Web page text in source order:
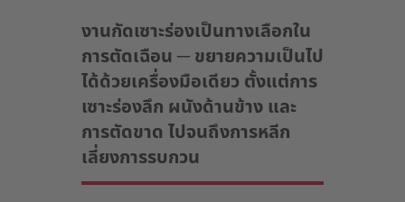
งานกัดเซาะร่องเป็นทางเลือกใน
การตัดเฉือน ─ ขยายความเป็นไป
ได้ด้วยเครื่องมือเดียว ตั้งแต่การ
เซาะร่องลึก ผนังด้านข้าง และ
การตัดขาด ไปจนถึงการหลีก
เลี่ยงการรบกวน